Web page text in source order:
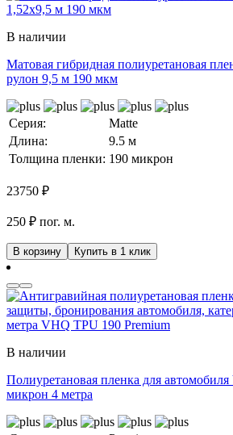
В наличии
Матовая гибридная полиуретановая
рулон 9,5 м 190 мкм
Серия:
Matte
Длина:
9.5 м
Толщина пленки: 190 микрон
23750 ₽
250 ₽ пог. м.
В корзину Купить в 1 клик
В наличии
Полиуретановая пленка для
микрон 4 метра